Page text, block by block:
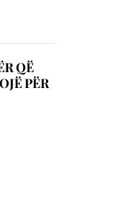
QË
PËR